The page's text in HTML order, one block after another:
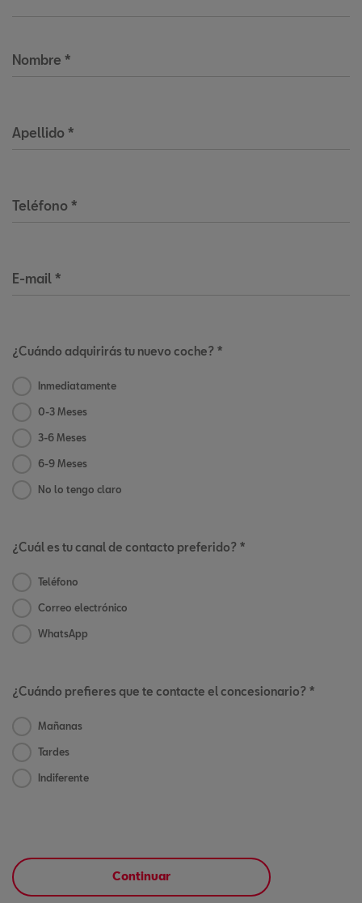
Nombre *
Apellido *
Teléfono *
E-mail *
¿Cuándo adquirirás tu nuevo coche? *
Inmediatamente
0-3 Meses
3-6 Meses
6-9 Meses
No lo tengo claro
¿Cuál es tu canal de contacto preferido? *
Teléfono
Correo electrónico
WhatsApp
¿Cuándo prefieres que te contacte el concesionario? *
Mañanas
Tardes
Indiferente
Continuar